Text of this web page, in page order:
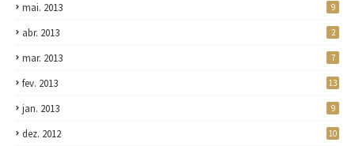
mai. 2013 9
abr. 2013 2
mar. 2013 7
fev. 2013 13
jan. 2013 9
dez. 2012 10